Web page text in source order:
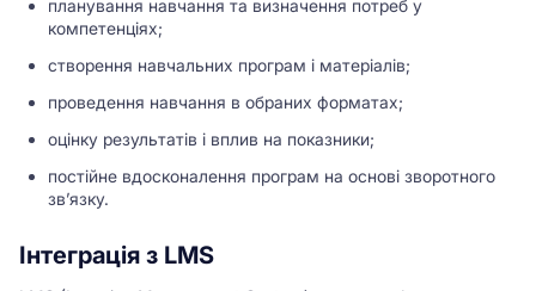
планування навчання та визначення потреб у
компетенціях;
створення навчальних програм і матеріалів;
проведення навчання в обраних форматах;
оцінку результатів і вплив на показники;
постійне вдосконалення програм на основі зворотного
зв’язку.
Інтеграція з LMS